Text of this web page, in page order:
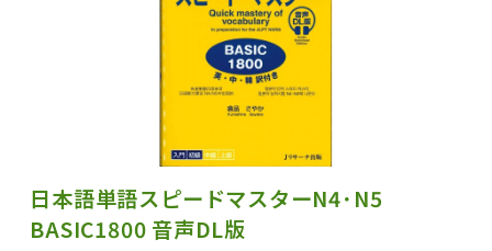
日本語単語スピードマスターN4･N5
BASIC1800 音声DL版